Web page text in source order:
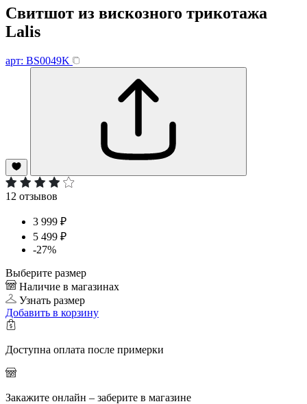
Свитшот из вискозного трикотажа
Lalis
арт: BS0049K
12 отзывов
3 999 ₽
5 499 ₽
-27%
Выберите размер
Наличие в магазинах
Узнать размер
Добавить в корзину
Доступна оплата после примерки
Закажите онлайн – заберите в магазине